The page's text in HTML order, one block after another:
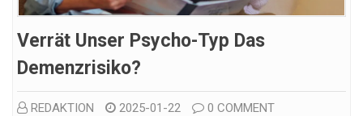
Verrät Unser Psycho-Typ Das
Demenzrisiko?
REDAKTION 2025-01-22 0 COMMENT